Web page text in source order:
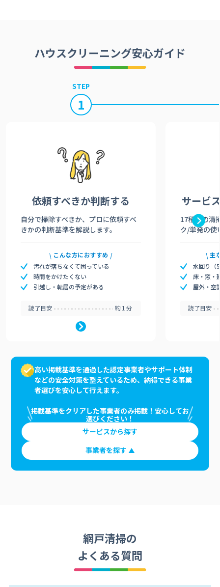
ハウスクリーニング安心ガイド
STEP
1
依頼すべきか判断する
自分で掃除すべきか、プロに依頼すべ
きかの判断基準を解説します。
こんな方におすすめ
汚れが落ちなくて困っている
時間をかけたくない
引越し・転居の予定がある
読了目安 約1分
サービ
17種類の清
ク/単発の使
主
水回り（
床・窓・
屋外・空
読了目安
高い掲載基準を通過した認定事業者やサポート体制
などの安全対策を整えているため、納得できる事業
者選びを安心して行えます。
掲載基準をクリアした事業者のみ掲載！安心してお
選びください！
サービスから探す
事業者を探す
網戸清掃の
よくある質問